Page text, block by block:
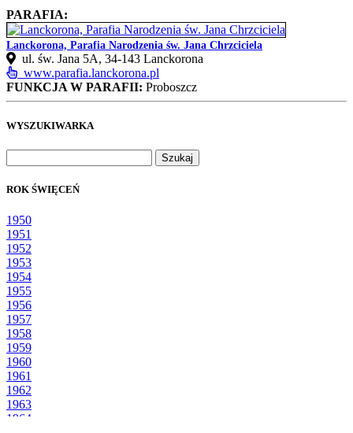
PARAFIA:
Lanckorona, Parafia Narodzenia św. Jana Chrzciciela
ul. św. Jana 5A, 34-143 Lanckorona
www.parafia.lanckorona.pl
FUNKCJA W PARAFII: Proboszcz
WYSZUKIWARKA
ROK ŚWIĘCEŃ
1950
1951
1952
1953
1954
1955
1956
1957
1958
1959
1960
1961
1962
1963
1964